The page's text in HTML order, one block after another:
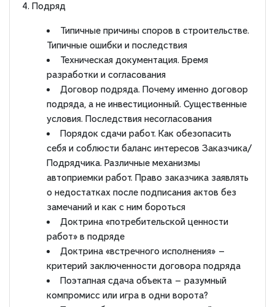
4. Подряд
Типичные причины споров в строительстве.
Типичные ошибки и последствия
Техническая документация. Бремя
разработки и согласования
Договор подряда. Почему именно договор
подряда, а не инвестиционный. Существенные
условия. Последствия несогласования
Порядок сдачи работ. Как обезопасить
себя и соблюсти баланс интересов Заказчика/
Подрядчика. Различные механизмы
автоприемки работ. Право заказчика заявлять
о недостатках после подписания актов без
замечаний и как с ним бороться
Доктрина «потребительской ценности
работ» в подряде
Доктрина «встречного исполнения» —
критерий заключенности договора подряда
Поэтапная сдача объекта — разумный
компромисс или игра в одни ворота?